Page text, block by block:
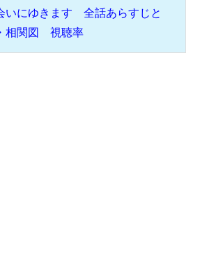
いにゆきます 全話あらすじと
相関図 視聴率